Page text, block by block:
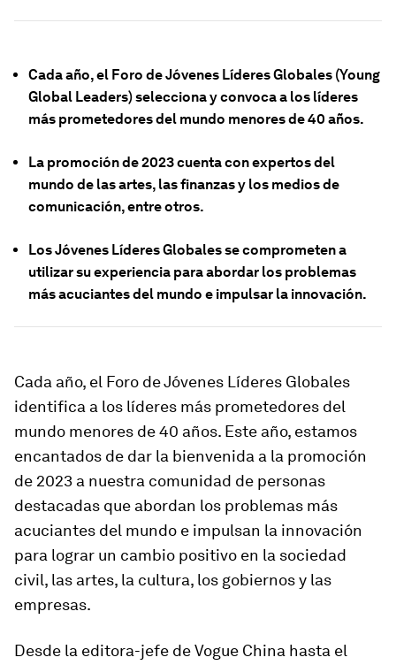
Cada año, el Foro de Jóvenes Líderes Globales (Young
Global Leaders) selecciona y convoca a los líderes
más prometedores del mundo menores de 40 años.
La promoción de 2023 cuenta con expertos del
mundo de las artes, las finanzas y los medios de
comunicación, entre otros.
Los Jóvenes Líderes Globales se comprometen a
utilizar su experiencia para abordar los problemas
más acuciantes del mundo e impulsar la innovación.
Cada año, el Foro de Jóvenes Líderes Globales
identifica a los líderes más prometedores del
mundo menores de 40 años. Este año, estamos
encantados de dar la bienvenida a la promoción
de 2023 a nuestra comunidad de personas
destacadas que abordan los problemas más
acuciantes del mundo e impulsan la innovación
para lograr un cambio positivo en la sociedad
civil, las artes, la cultura, los gobiernos y las
empresas.
Desde la editora-jefe de Vogue China hasta el